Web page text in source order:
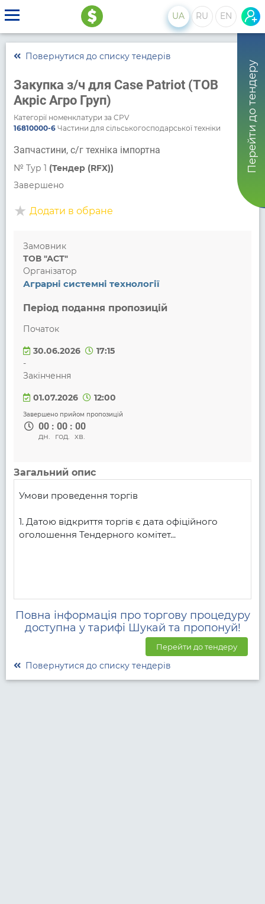
UA RU EN
Перейти до тендеру
Повернутися до списку тендерів
Закупка з/ч для Case Patriot (ТОВ
Акріс Агро Груп)
Категорії номенклатури за CPV
16810000-6Частини для сільськогосподарської техніки
Запчастини, с/г техніка імпортна
№ Тур 1 (Тендер (RFX))
Завершено
Додати в обране
Замовник
ТОВ "АСТ"
Організатор
Аграрні системні технології
Період подання пропозицій
Початок
30.06.2026
17:15
-
Закінчення
01.07.2026 12:00
Завершено прийом пропозицій
00 : 00 : 00
дн. год. хв.
Загальний опис
Умови проведення торгів
1. Датою відкриття торгів є дата офіційного
оголошення Тендерного комітет...
Повна інформація про торгову процедуру
доступна у тарифі Шукай та пропонуй!
Перейти до тендеру
Повернутися до списку тендерів